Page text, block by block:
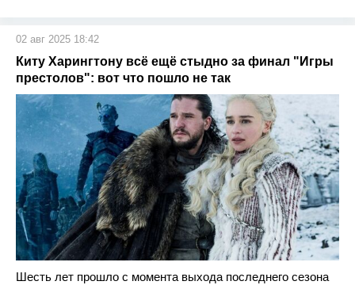
02 авг 2025 18:42
Киту Харингтону всё ещё стыдно за финал "Игры
престолов": вот что пошло не так
Шесть лет прошло с момента выхода последнего сезона